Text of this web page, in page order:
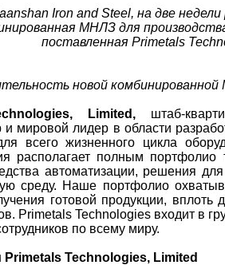
Iron and Steel, на две
МНЛЗ для
поставленная Primetals
новой
Limited,штаб-
мировой лидер в области
всего жизненного цикла
располагает полным портфолио
автоматизации, решения
среду. Наше портфолио
готовой продукции,
Primetals Technologies входит в
по всему миру.
Technologies, Limited